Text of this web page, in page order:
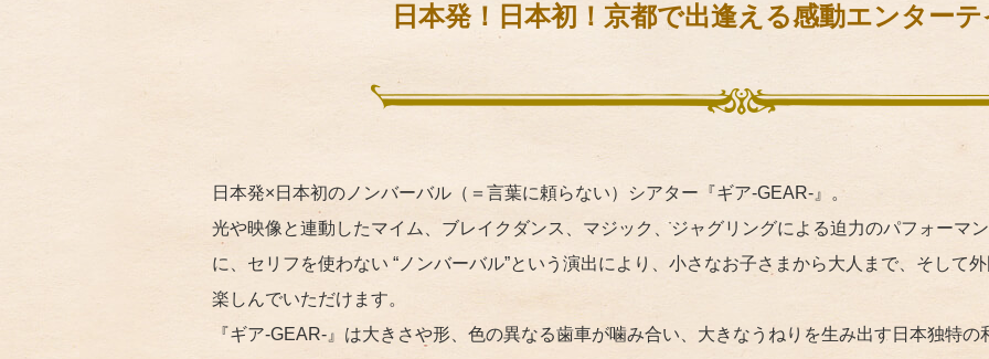
日本発！日本初！京都で出逢える感動エンター
日本発×日本初のノンバーバル（＝言葉に頼らない）シアター『ギア-GEAR-』。
光や映像と連動したマイム、ブレイクダンス、マジック、ジャグリングによる迫力のパフォーマ
に、セリフを使わない “ノンバーバル”という演出により、小さなお子さまから大人まで、そして
楽しんでいただけます。
『ギア-GEAR-』は大きさや形、色の異なる歯車が噛み合い、大きなうねりを生み出す日本独特